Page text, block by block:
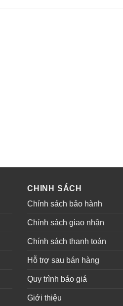
CHINH SÁCH
Chính sách bảo hành
Chính sách giao nhận
Chính sách thanh toán
Hỗ trợ sau bán hàng
Quy trình báo giá
Giới thiệu